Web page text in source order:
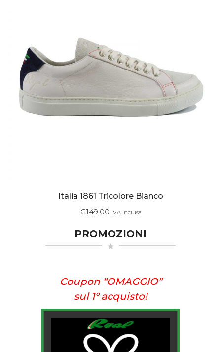
Italia 1861 Tricolore Bianco
€149,00 IVA Inclusa
PROMOZIONI
Coupon “OMAGGIO”
sul 1° acquisto!